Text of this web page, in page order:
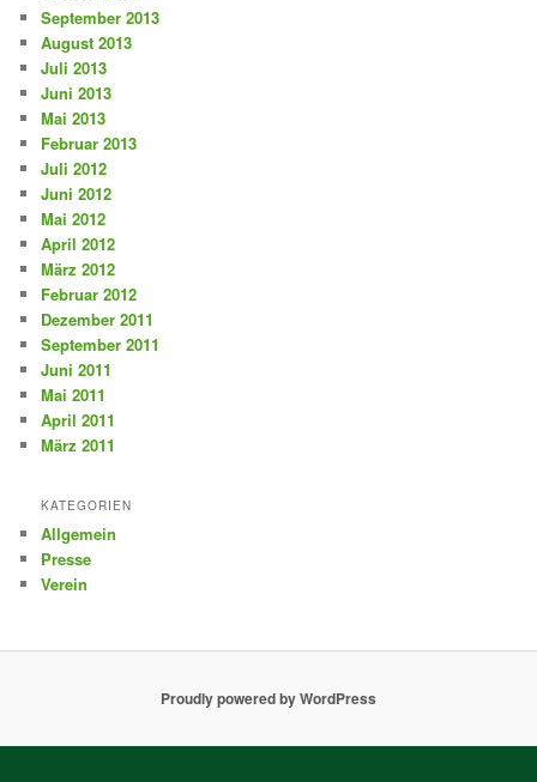
September 2013
August 2013
Juli 2013
Juni 2013
Mai 2013
Februar 2013
Juli 2012
Juni 2012
Mai 2012
April 2012
März 2012
Februar 2012
Dezember 2011
September 2011
Juni 2011
Mai 2011
April 2011
März 2011
KATEGORIEN
Allgemein
Presse
Verein
Proudly powered by WordPress